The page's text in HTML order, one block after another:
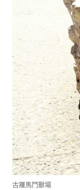
古羅馬鬥獸場